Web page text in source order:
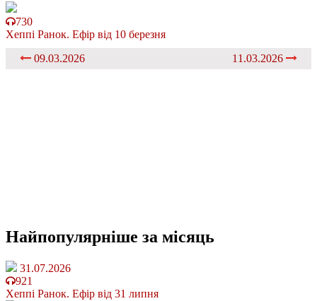
730
Хеппі Ранок. Ефір від 10 березня
09.03.2026
11.03.2026
Найпопулярніше за місяць
31.07.2026
921
Хеппі Ранок. Ефір від 31 липня